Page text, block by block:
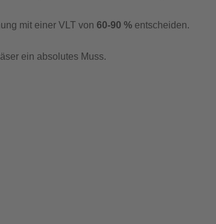
mit einer VLT von 60-90 % entscheiden.
ein absolutes Muss.